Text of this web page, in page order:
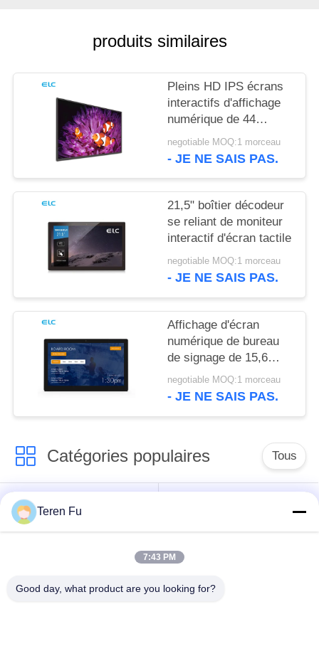
POLITIQUE
MATIÈRE
PROTECTION
LA
VIE
PRIVÉE
produits similaires
Pleins HD IPS écrans
interactifs d'affichage
numérique de 44
pouces pour la réunion
de bureau
negotiable MOQ:1 morceau
- JE NE SAIS PAS.
21,5" boîtier décodeur
se reliant de moniteur
interactif d'écran tactile
negotiable MOQ:1 morceau
- JE NE SAIS PAS.
Affichage d'écran
numérique de bureau
de signage de 15,6
pouces entourant le
guide optique de LED
negotiable MOQ:1 morceau
- JE NE SAIS PAS.
Catégories populaires Tous
Affichages
numériques
Affichage à écran
Teren Fu
7:43 PM
Good day, what product are you looking for?